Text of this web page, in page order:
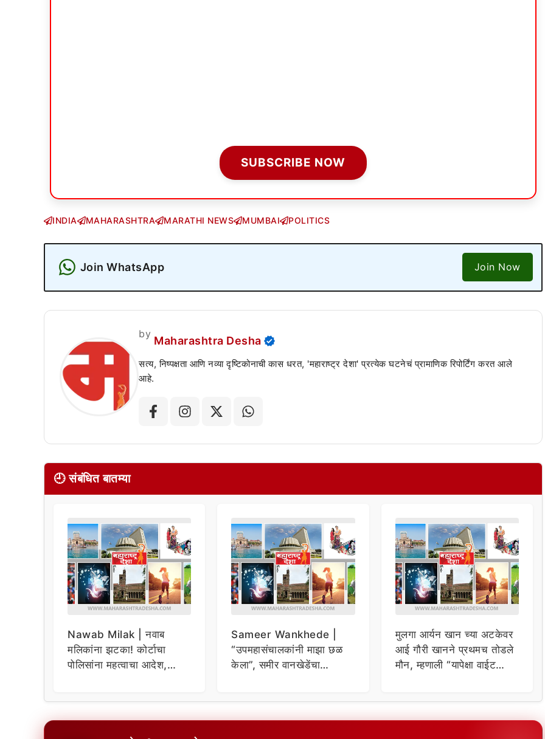
SUBSCRIBE NOW
INDIA MAHARASHTRA MARATHI NEWS MUMBAI POLITICS
Join WhatsApp Join Now
by
Maharashtra Desha
सत्य, निष्पक्षता आणि नव्या दृष्टिकोनाची कास धरत, 'महाराष्ट्र देशा' प्रत्येक घटनेचं प्रामाणिक रिपोर्टिंग करत आले
आहे.
🕘 संबंधित बातम्या
Nawab Milak | नवाब
मलिकांना झटका! कोर्टाचा
पोलिसांना महत्वाचा आदेश,
Sameer Wankhede |
“उपमहासंचालकांनी माझा छळ
केला”, समीर वानखेडेंचा
मुलगा आर्यन खान च्या अटकेवर
आई गौरी खानने प्रथमच तोडले
मौन, म्हणाली “यापेक्षा वाईट